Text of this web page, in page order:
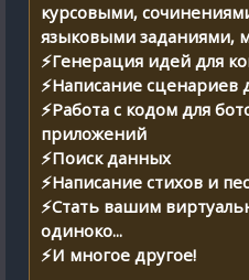
курсовыми,
языковыми заданиями,
⚡️Генерация идей для
⚡️Написание сценариев
⚡️Работа с кодом для
приложений
⚡️Поиск данных
⚡️Написание стихов и
⚡️Стать вашим
одиноко...
⚡️И многое другое!